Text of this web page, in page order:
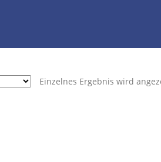
Einzelnes Ergebnis wird